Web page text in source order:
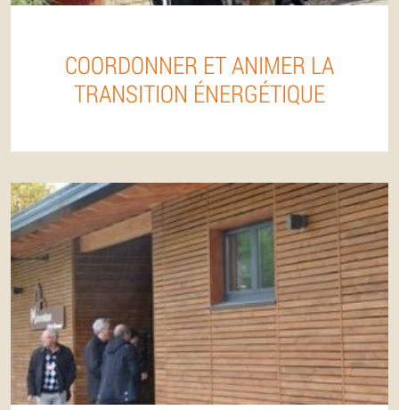
COORDONNER ET ANIMER LA
TRANSITION ÉNERGÉTIQUE